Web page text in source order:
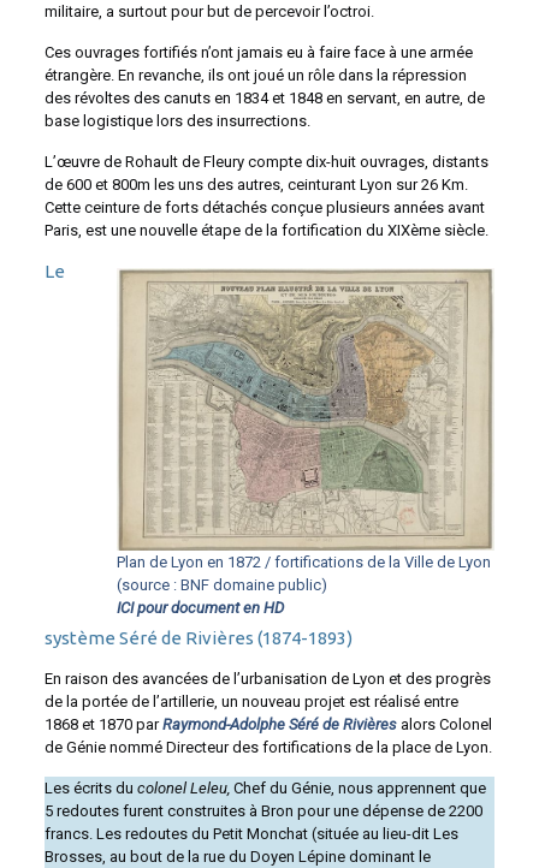
militaire, a surtout pour but de percevoir l’octroi.
Ces ouvrages fortifiés n’ont jamais eu à faire face à une armée
étrangère. En revanche, ils ont joué un rôle dans la répression
des révoltes des canuts en 1834 et 1848 en servant, en autre, de
base logistique lors des insurrections.
L’œuvre de Rohault de Fleury compte dix-huit ouvrages, distants
de 600 et 800m les uns des autres, ceinturant Lyon sur 26 Km.
Cette ceinture de forts détachés conçue plusieurs années avant
Paris, est une nouvelle étape de la fortification du XIXème siècle.
Plan de Lyon en 1872 / fortifications de la Ville de Lyon
(source : BNF domaine public)
ICI pour document en HD
Le
système Séré de Rivières (1874-1893)
En raison des avancées de l’urbanisation de Lyon et des progrès
de la portée de l’artillerie, un nouveau projet est réalisé entre
1868 et 1870 parRaymond-Adolphe Séré de Rivièresalors Colonel
de Génie nommé Directeur des fortifications de la place de Lyon.
Les écrits du colonel Leleu,Chef du Génie, nous apprennent que
5 redoutes furent construites à Bron pour une dépense de 2200
francs. Les redoutes du Petit Monchat (située au lieu-dit Les
Brosses, au bout de la rue du Doyen Lépine dominant le